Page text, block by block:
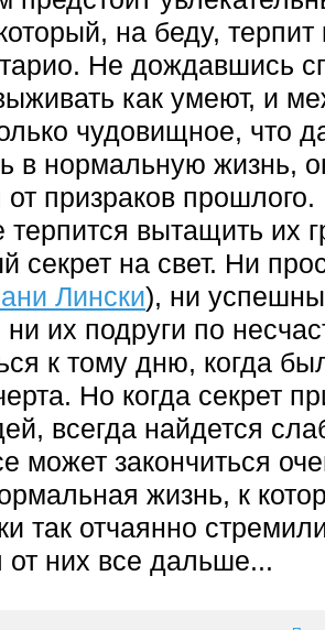
на беду,
Не дождавшись
как умеют, и
чудовищное, что
в нормальную жизнь,
от призраков
терпится вытащить их
секрет на свет. Ни
Лински), ни
ни их подруги по
к тому дню, когда
Но когда секрет
всегда найдется
может закончиться
жизнь, к
так отчаянно
от них все дальше...